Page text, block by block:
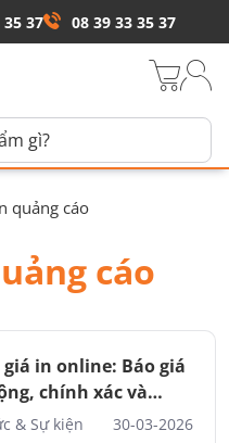
35 37 08 39 33 35 37
quảng cáo
cáo
in online: Báo giá
chính xác và
bạch
& Sự kiện 30-03-2026